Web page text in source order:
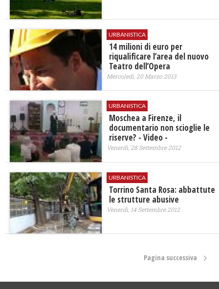
URBANISTICA
14 milioni di euro per
riqualificare l’area del nuovo
Teatro dell’Opera
Mercoledì, 20 Marzo 2013
URBANISTICA
Moschea a Firenze, il
documentario non scioglie le
riserve? - Video -
Venerdì, 28 Settembre 2012
URBANISTICA
Torrino Santa Rosa: abbattute
le strutture abusive
Venerdì, 14 Settembre 2012
Pagina successiva